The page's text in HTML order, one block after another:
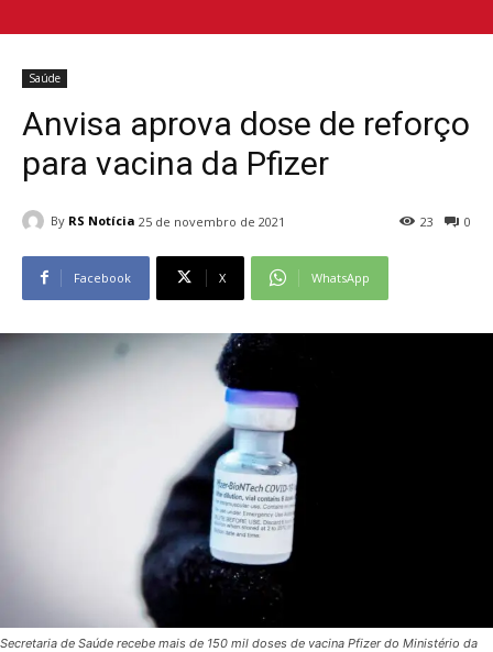
Saúde
Anvisa aprova dose de reforço
para vacina da Pfizer
By RS Notícia 25 de novembro de 2021 0
23
Facebook X WhatsApp
Secretaria de Saúde recebe mais de 150 mil doses de vacina Pfizer do Ministério da